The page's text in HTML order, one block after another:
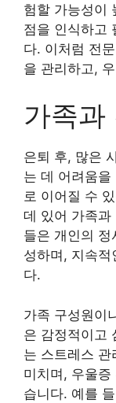
험할 가능성이
점을 인식하고
다. 이처럼 전
을 관리하고,
가족과
은퇴 후, 많은
는 데 어려움
로 이어질 수
데 있어 가족과
들은 개인의 정
성하며, 지속적
다.
가족 구성원이
은 감정적이고
는 스트레스
미치며, 우울증
습니다. 예를